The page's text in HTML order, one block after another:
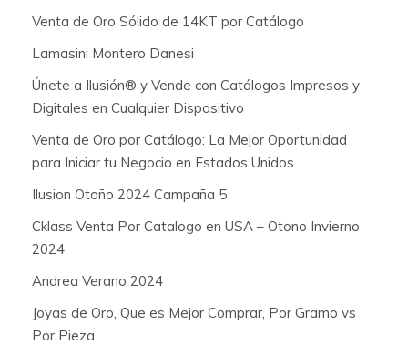
Venta de Oro Sólido de 14KT por Catálogo
Lamasini Montero Danesi
Únete a Ilusión® y Vende con Catálogos Impresos y
Digitales en Cualquier Dispositivo
Venta de Oro por Catálogo: La Mejor Oportunidad
para Iniciar tu Negocio en Estados Unidos
Ilusion Otoño 2024 Campaña 5
Cklass Venta Por Catalogo en USA – Otono Invierno
2024
Andrea Verano 2024
Joyas de Oro, Que es Mejor Comprar, Por Gramo vs
Por Pieza